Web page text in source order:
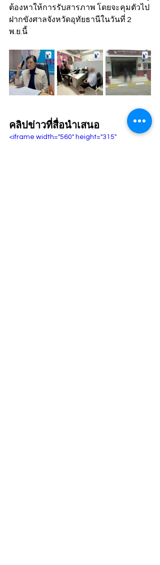
ต้องหาให้การรับสารภาพ โดยจะคุมตัวไป
ฝากขังศาลจังหวัดอุทัยธานีในวันที่ 2
พ.ย.นี้
คลิปข่าวที่สื่อนำเสนอ
<iframe width="560" height="315"